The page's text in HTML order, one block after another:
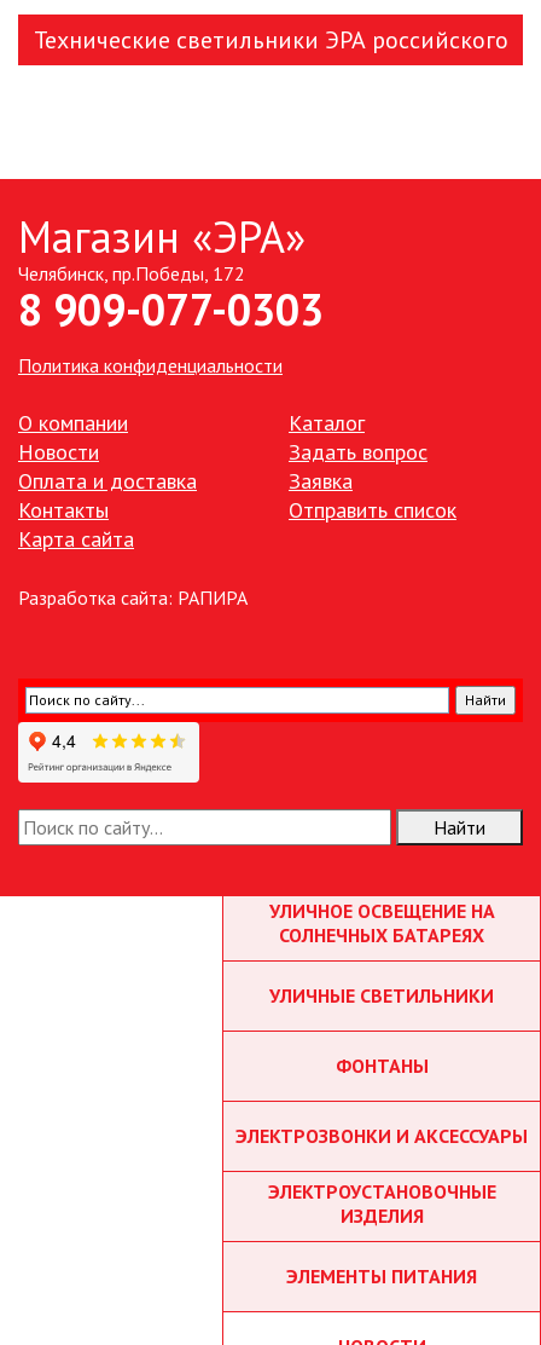
НАСТОЛЬНЫЕ СВЕТИЛЬНИКИ
НИЗКОВОЛЬТНОЕ
ПАЯЛЬНОЕ ОБОРУДОВАНИЕ
ПОРТАТИВНЫЕ СОЛНЕЧНЫЕ
ЭЛЕКТРОСТАНЦИИ
ПРОТИВОМОСКИТНЫЕ ЛАМПЫ
ТРОЙНИКИ И КОЛОДКИ, ВИЛКИ
СИСТЕМЫ ПОЛИВА
УЛИЧНОЕ ОСВЕЩЕНИЕ НА
СОЛНЕЧНЫХ БАТАРЕЯХ
УЛИЧНЫЕ СВЕТИЛЬНИКИ
ФОНТАНЫ
ЭЛЕКТРОЗВОНКИ И АКСЕССУАРЫ
ЭЛЕКТРОУСТАНОВОЧНЫЕ
ИЗДЕЛИЯ
ЭЛЕМЕНТЫ ПИТАНИЯ
Технические светильники ЭРА российского
Магазин «ЭРА»
Челябинск, пр.Победы, 172
8 909-077-0303
Политика конфиденциальности
О компании
Новости
Оплата и доставка
Контакты
Карта сайта
Каталог
Задать вопрос
Заявка
Отправить список
Разработка сайта: РАПИРА
Найти